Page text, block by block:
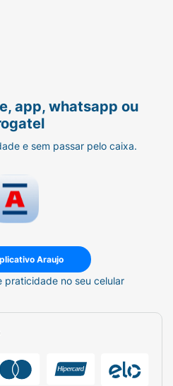
app, whatsapp ou
e sem passar pelo caixa.
Araujo
praticidade no seu celular